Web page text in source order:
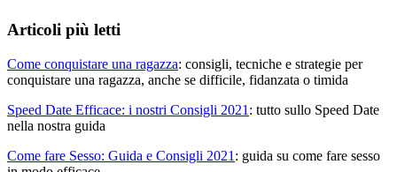
Articoli più letti
Come conquistare una ragazza: consigli, tecniche e strategie per
conquistare una ragazza, anche se difficile, fidanzata o timida
Speed Date Efficace: i nostri Consigli 2021 : tutto sullo Speed Date
nella nostra guida
Come fare Sesso: Guida e Consigli 2021 : guida su come fare sesso